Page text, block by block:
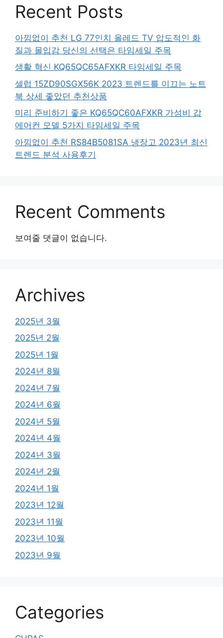
Recent Posts
아낌없이 추천 LG 77인치 올레드 TV 압도적인 화
질과 몰입감 당신의 선택은 타임세일 주목
생활 혁신 KQ65QC65AFXKR 타임세일 주목
셀럽 15ZD90SGX56K 2023 트렌드를 이끄는 노트
북 상세 좋았던 추천상품
미리 준비하기 좋은 KQ65QC60AFXKR 가성비 갑
에어컨 모델 5가지 타임세일 주목
아낌없이 추천 RS84B5081SA 냉장고 2023년 최신
트렌드 분석 사용후기
Recent Comments
보여줄 댓글이 없습니다.
Archives
2025년 3월
2025년 2월
2025년 1월
2024년 8월
2024년 7월
2024년 6월
2024년 5월
2024년 4월
2024년 3월
2024년 2월
2024년 1월
2023년 12월
2023년 11월
2023년 10월
2023년 9월
Categories